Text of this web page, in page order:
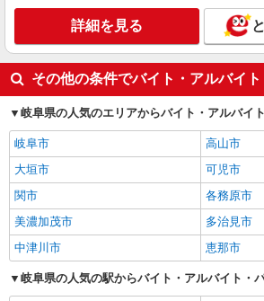
詳細を見る
その他の条件でバイト・アルバイ
岐阜県の人気のエリアからバイト・アルバイ
岐阜市
高山市
大垣市
可児市
関市
各務原市
美濃加茂市
多治見市
中津川市
恵那市
岐阜県の人気の駅からバイト・アルバイト・